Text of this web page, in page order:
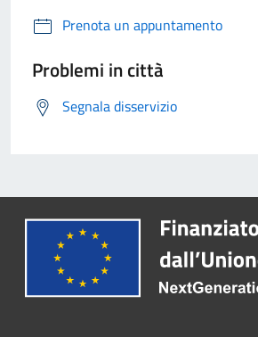
Prenota un appuntamento
Problemi in città
Segnala disservizio